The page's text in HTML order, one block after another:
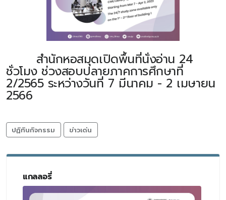
สำนักหอสมุดเปิดพื้นที่นั่งอ่าน 24
ชั่วโมง ช่วงสอบปลายภาคการศึกษาที่
2/2565 ระหว่างวันที่ 7 มีนาคม - 2 เมษายน
2566
ปฏิทินกิจกรรม ข่าวเด่น
แกลลอรี่